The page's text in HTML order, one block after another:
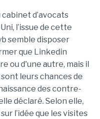
cabinet d’avocats
l’issue de cette
semble disposer
que Linkedin
ou d'une autre, mais il
leurs chances de
des contre-
déclaré. Selon elle,
l’idée que les visites